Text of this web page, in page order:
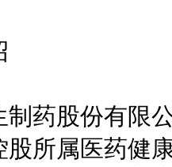
股份有限公
股所属医药健